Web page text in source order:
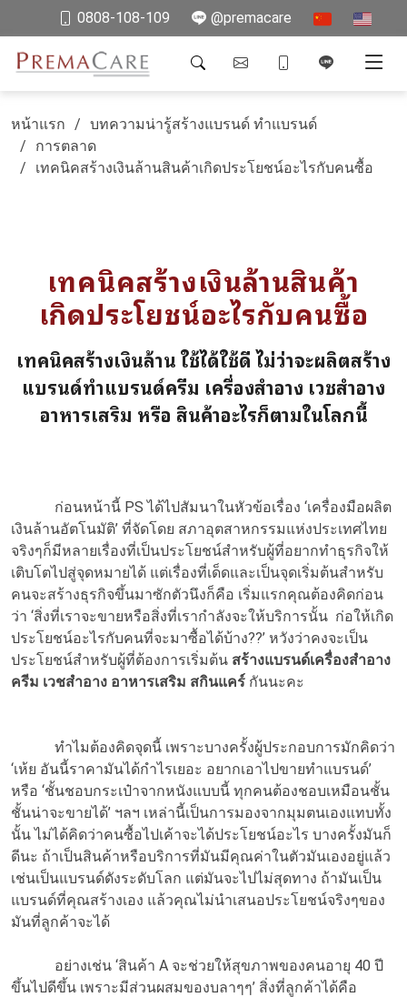
0808-108-109 @premacare
หน้าแรก
บทความน่ารู้สร้างแบรนด์ ทำแบรนด์
การตลาด
เทคนิคสร้างเงินล้านสินค้าเกิดประโยชน์อะไรกับคนซื้อ
เทคนิคสร้างเงินล้านสินค้า
เกิดประโยชน์อะไรกับคนซื้อ
เทคนิคสร้างเงินล้าน ใช้ได้ใช้ดี ไม่ว่าจะผลิตสร้าง
แบรนด์ทำแบรนด์ครีม เครื่องสำอาง เวชสำอาง
อาหารเสริม หรือ สินค้าอะไรก็ตามในโลกนี้
ก่อนหน้านี้ PS ได้ไปสัมนาในหัวข้อเรื่อง ‘เครื่องมือผลิต
เงินล้านอัตโนมัติ’ ที่จัดโดย สภาอุตสาหกรรมแห่งประเทศไทย
จริงๆก็มีหลายเรื่องที่เป็นประโยชน์สำหรับผู้ที่อยากทำธุรกิจให้
เติบโตไปสู่จุดหมายได้ แต่เรื่องที่เด็ดและเป็นจุดเริ่มต้นสำหรับ
คนจะสร้างธุรกิจขึ้นมาซักตัวนึงก็คือ เริ่มแรกคุณต้องคิดก่อน
ว่า ‘สิ่งที่เราจะขายหรือสิ่งที่เรากำลังจะให้บริการนั้น ก่อให้เกิด
ประโยชน์อะไรกับคนที่จะมาซื้อได้บ้าง??’ หวังว่าคงจะเป็น
ประโยชน์สำหรับผู้ที่ต้องการเริ่มต้น สร้างแบรนด์เครื่องสำอาง
ครีม เวชสำอาง อาหารเสริม สกินแคร์ กันนะคะ
ทำไมต้องคิดจุดนี้ เพราะบางครั้งผู้ประกอบการมักคิดว่า
‘เห้ย อันนี้ราคามันได้กำไรเยอะ อยากเอาไปขายทำแบรนด์’
หรือ ‘ชั้นชอบกระเป๋าจากหนังแบบนี้ ทุกคนต้องชอบเหมือนชั้น
ชั้นน่าจะขายได้’ ฯลฯ เหล่านี้เป็นการมองจากมุมตนเองแทบทั้ง
นั้น ไม่ได้คิดว่าคนซื้อไปเค้าจะได้ประโยชน์อะไร บางครั้งมันก็
ดีนะ ถ้าเป็นสินค้าหรือบริการที่มันมีคุณค่าในตัวมันเองอยู่แล้ว
เช่นเป็นแบรนด์ดังระดับโลก แต่มันจะไปไม่สุดทาง ถ้ามันเป็น
แบรนด์ที่คุณสร้างเอง แล้วคุณไม่นำเสนอประโยชน์จริงๆของ
มันที่ลูกค้าจะได้
อย่างเช่น ‘สินค้า A จะช่วยให้สุขภาพของคนอายุ 40 ปี
ขึ้นไปดีขึ้น เพราะมีส่วนผสมของบลาๆๆ’ สิ่งที่ลูกค้าได้คือ